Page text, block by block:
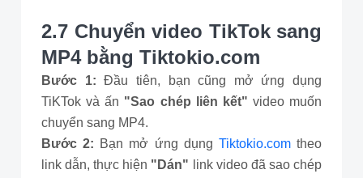
2.7 Chuyển video TikTok sang
MP4 bằng Tiktokio.com
Bước 1: Đầu tiên, bạn cũng mở ứng dụng
TiKTok và ấn "Sao chép liên kết" video muốn
chuyển sang MP4.
Bước 2: Bạn mở ứng dụng Tiktokio.comtheo
link dẫn, thực hiện "Dán" link video đã sao chép